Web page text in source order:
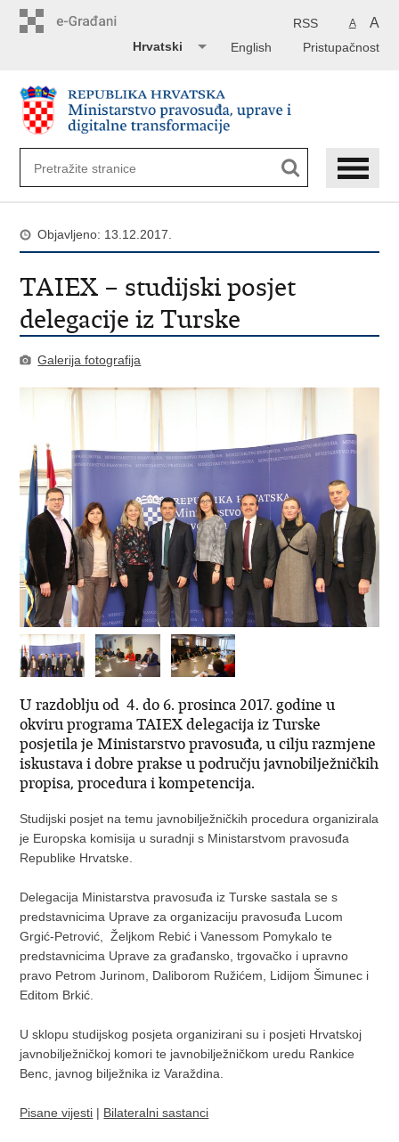
A A
RSS
Pristupačnost
English
Hrvatski
Objavljeno: 13.12.2017.
TAIEX – studijski posjet
delegacije iz Turske
Galerija fotografija
U razdoblju od 4. do 6. prosinca 2017. godine u
okviru programa TAIEX delegacija iz Turske
posjetila je Ministarstvo pravosuđa, u cilju razmjene
iskustava i dobre prakse u području javnobilježničkih
propisa, procedura i kompetencija.
Studijski posjet na temu javnobilježničkih procedura organizirala
je Europska komisija u suradnji s Ministarstvom pravosuđa
Republike Hrvatske.
Delegacija Ministarstva pravosuđa iz Turske sastala se s
predstavnicima Uprave za organizaciju pravosuđa Lucom
Grgić-Petrović, Željkom Rebić i Vanessom Pomykalo te
predstavnicima Uprave za građansko, trgovačko i upravno
pravo Petrom Jurinom, Daliborom Ružićem, Lidijom Šimunec i
Editom Brkić.
U sklopu studijskog posjeta organizirani su i posjeti Hrvatskoj
javnobilježničkoj komori te javnobilježničkom uredu Rankice
Benc, javnog bilježnika iz Varaždina.
Pisane vijesti | Bilateralni sastanci